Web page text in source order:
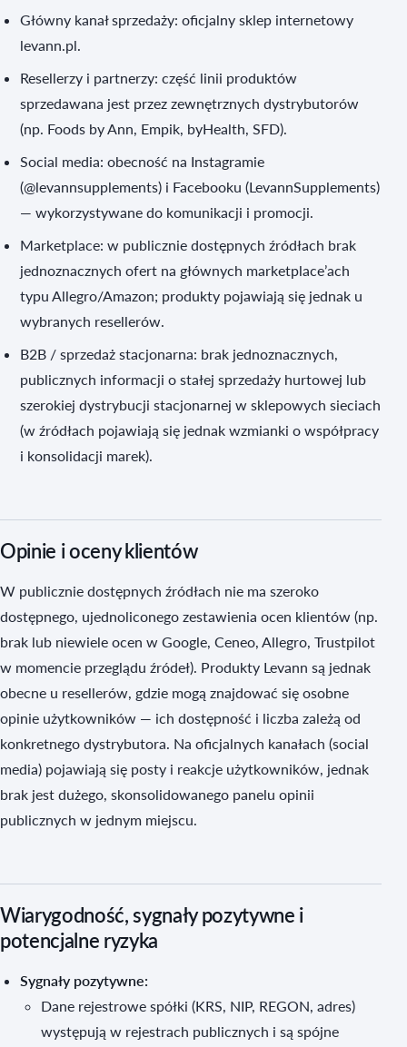
Główny kanał sprzedaży: oficjalny sklep internetowy
levann.pl.
Resellerzy i partnerzy: część linii produktów
sprzedawana jest przez zewnętrznych dystrybutorów
(np. Foods by Ann, Empik, byHealth, SFD).
Social media: obecność na Instagramie
(@levannsupplements) i Facebooku (LevannSupplements)
— wykorzystywane do komunikacji i promocji.
Marketplace: w publicznie dostępnych źródłach brak
jednoznacznych ofert na głównych marketplace’ach
typu Allegro/Amazon; produkty pojawiają się jednak u
wybranych resellerów.
B2B / sprzedaż stacjonarna: brak jednoznacznych,
publicznych informacji o stałej sprzedaży hurtowej lub
szerokiej dystrybucji stacjonarnej w sklepowych sieciach
(w źródłach pojawiają się jednak wzmianki o współpracy
i konsolidacji marek).
Opinie i oceny klientów
W publicznie dostępnych źródłach nie ma szeroko
dostępnego, ujednoliconego zestawienia ocen klientów (np.
brak lub niewiele ocen w Google, Ceneo, Allegro, Trustpilot
w momencie przeglądu źródeł). Produkty Levann są jednak
obecne u resellerów, gdzie mogą znajdować się osobne
opinie użytkowników — ich dostępność i liczba zależą od
konkretnego dystrybutora. Na oficjalnych kanałach (social
media) pojawiają się posty i reakcje użytkowników, jednak
brak jest dużego, skonsolidowanego panelu opinii
publicznych w jednym miejscu.
Wiarygodność, sygnały pozytywne i
potencjalne ryzyka
Sygnały pozytywne:
Dane rejestrowe spółki (KRS, NIP, REGON, adres)
występują w rejestrach publicznych i są spójne